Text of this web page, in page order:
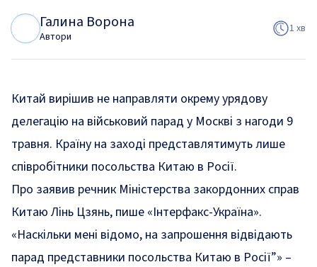
Галина Ворона
Автори
1 хв
Китай вирішив не направляти окрему урядову
делегацію на військовий парад у Москві з нагоди 9
травня. Країну на заході представлятимуть лише
співробітники посольства Китаю в Росії.
Про заявив речник Міністерства закордонних справ
Китаю Лінь Цзянь, пише «Інтерфакс-Україна».
«Наскільки мені відомо, на запрошення відвідають
парад представники посольства Китаю в Росії”» –